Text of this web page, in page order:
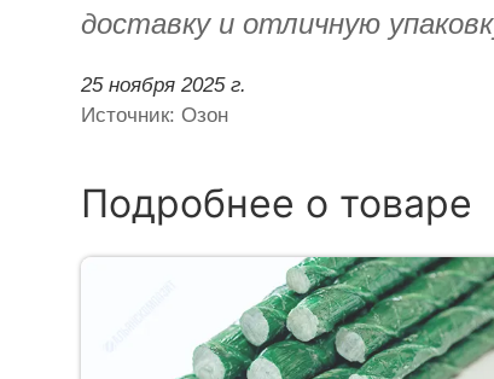
доставку и отличную
25 ноября 2025 г.
Источник: Озон
Подробнее о товаре